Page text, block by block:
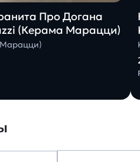
Про Догана
(Керама Марацци)